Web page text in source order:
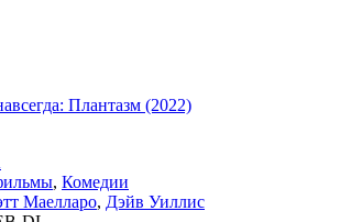
Плантазм (2022)
, Комедии
Маелларо, Дэйв Уиллис